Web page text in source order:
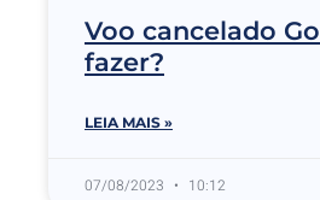
Voo cancelado
fazer?
LEIA MAIS »
07/08/2023 10:12